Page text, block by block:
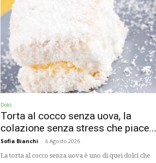
Dolci
Torta al cocco senza uova, la
colazione senza stress che piace...
Sofia Bianchi - 6 Agosto 2026
La torta al cocco senza uova è uno di quei dolci che